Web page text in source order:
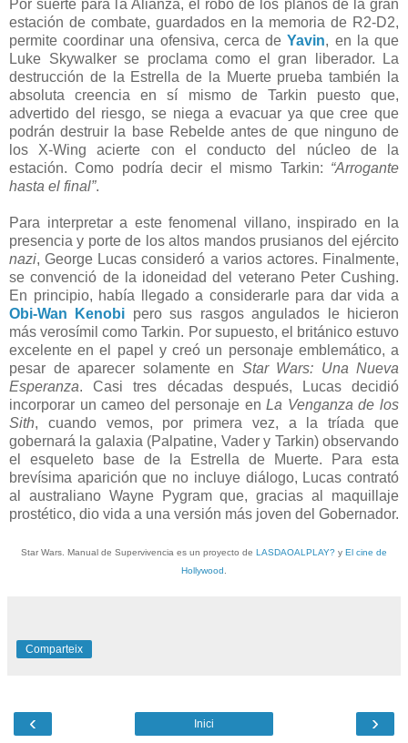
Por suerte para la Alianza, el robo de los planos de la gran
estación de combate, guardados en la memoria de R2-D2,
permite coordinar una ofensiva, cerca deYavin, en la que
Luke Skywalker se proclama como el gran liberador. La
destrucción de la Estrella de la Muerte prueba también la
absoluta creencia en sí mismo de Tarkin puesto que,
advertido del riesgo, se niega a evacuar ya que cree que
podrán destruir la base Rebelde antes de que ninguno de
los X-Wing acierte con el conducto del núcleo de la
estación. Como podría decir el mismo Tarkin: “Arrogante
hasta el final”.
Para interpretar a este fenomenal villano, inspirado en la
presencia y porte de los altos mandos prusianos del ejército
nazi, George Lucas consideró a varios actores. Finalmente,
se convenció de la idoneidad del veterano Peter Cushing.
En principio, había llegado a considerarle para dar vida a
Obi-Wan Kenobi pero sus rasgos angulados le hicieron
más verosímil como Tarkin. Por supuesto, el británico estuvo
excelente en el papel y creó un personaje emblemático, a
pesar de aparecer solamente en Star Wars: Una Nueva
Esperanza. Casi tres décadas después, Lucas decidió
incorporar un cameo del personaje enLa Venganza de los
Sith, cuando vemos, por primera vez, a la tríada que
gobernará la galaxia (Palpatine, Vader y Tarkin) observando
el esqueleto base de la Estrella de Muerte. Para esta
brevísima aparición que no incluye diálogo, Lucas contrató
al australiano Wayne Pygram que, gracias al maquillaje
prostético, dio vida a una versión más joven del Gobernador.
Star Wars. Manual de Supervivencia es un proyecto de LASDAOALPLAY? y El cine de
Hollywood
Comparteix
‹ ›
Inici